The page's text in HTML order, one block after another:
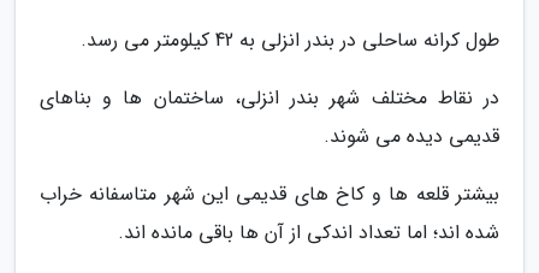
طول کرانه ساحلی در بندر انزلی به 42 کیلومتر می رسد.
در نقاط مختلف شهر بندر انزلی، ساختمان ها و بناهای
قدیمی دیده می شوند.
بیشتر قلعه ها و کاخ های قدیمی این شهر متاسفانه خراب
شده اند؛ اما تعداد اندکی از آن ها باقی مانده اند.